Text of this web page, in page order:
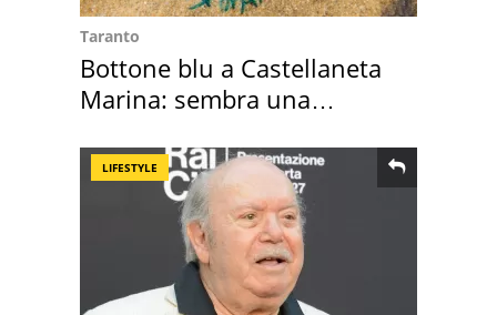
Taranto
Bottone blu a Castellaneta
Marina: sembra una
LIFESTYLE